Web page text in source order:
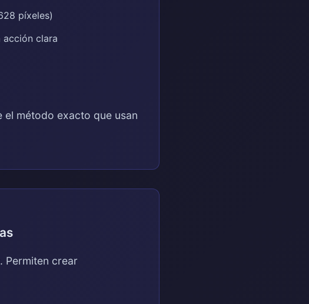
píxeles)
acción clara
el método exacto que usan
Permiten crear